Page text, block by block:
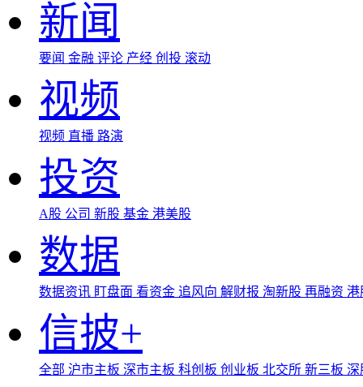
新闻
要闻 金融 评论 产经 创投 滚动
视频
视频 直播 路演
投资
A股 公司 新股 基金 港美股
数据
数据资讯 盯盘面 看资金 追风向 解财报 淘新股 再融资
信披+
全部 沪市主板 深市主板 科创板 创业板 北交所 新三板